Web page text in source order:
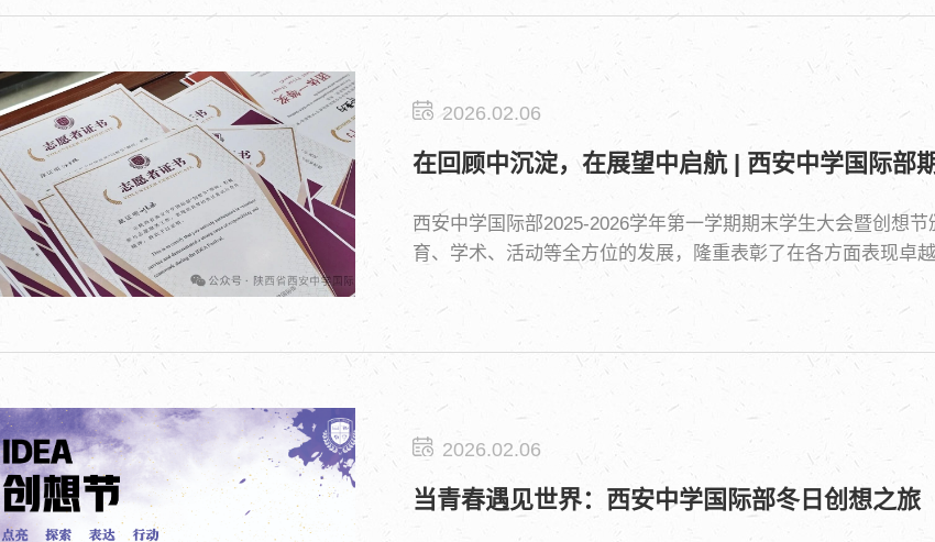
2026.02.06
在回顾中沉淀，在展望中启航 | 西安中学国际部
西安中学国际部2025-2026学年第一学期期末学生大会暨创想
育、学术、活动等全方位的发展，隆重表彰了在各方面表现卓越
2026.02.06
当青春遇见世界：西安中学国际部冬日创想之旅